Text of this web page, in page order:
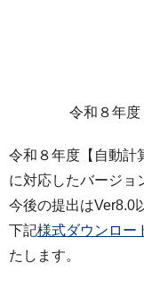
令和８年度
令和８年度【自動計
に対応したバージョ
今後の提出はVer8.0
下記様式ダウンロー
たします。